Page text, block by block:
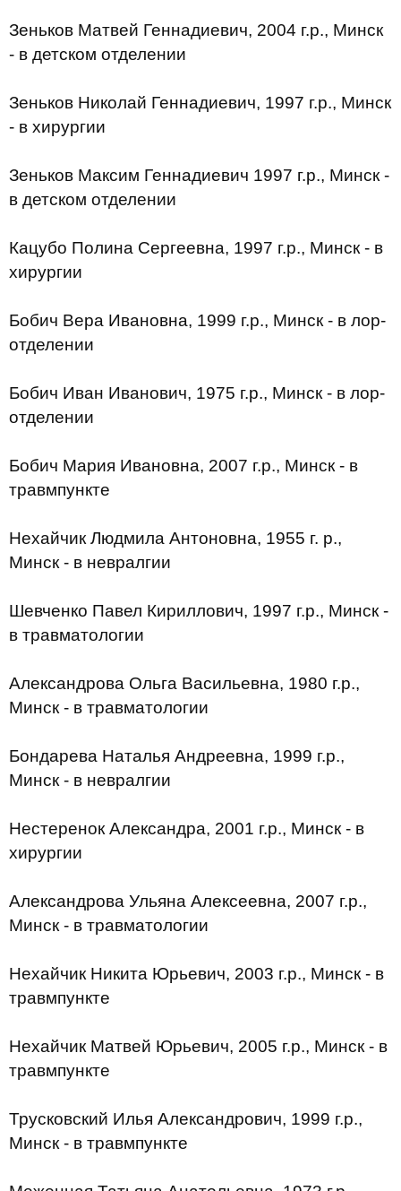
Зеньков Матвей Геннадиевич, 2004 г.р., Минск
- в детском отделении
Зеньков Николай Геннадиевич, 1997 г.р., Минск
- в хирургии
Зеньков Максим Геннадиевич 1997 г.р., Минск -
в детском отделении
Кацубо Полина Сергеевна, 1997 г.р., Минск - в
хирургии
Бобич Вера Ивановна, 1999 г.р., Минск - в лор-
отделении
Бобич Иван Иванович, 1975 г.р., Минск - в лор-
отделении
Бобич Мария Ивановна, 2007 г.р., Минск - в
травмпункте
Нехайчик Людмила Антоновна, 1955 г. р.,
Минск - в невралгии
Шевченко Павел Кириллович, 1997 г.р., Минск -
в травматологии
Александрова Ольга Васильевна, 1980 г.р.,
Минск - в травматологии
Бондарева Наталья Андреевна, 1999 г.р.,
Минск - в невралгии
Нестеренок Александра, 2001 г.р., Минск - в
хирургии
Александрова Ульяна Алексеевна, 2007 г.р.,
Минск - в травматологии
Нехайчик Никита Юрьевич, 2003 г.р., Минск - в
травмпункте
Нехайчик Матвей Юрьевич, 2005 г.р., Минск - в
травмпункте
Трусковский Илья Александрович, 1999 г.р.,
Минск - в травмпункте